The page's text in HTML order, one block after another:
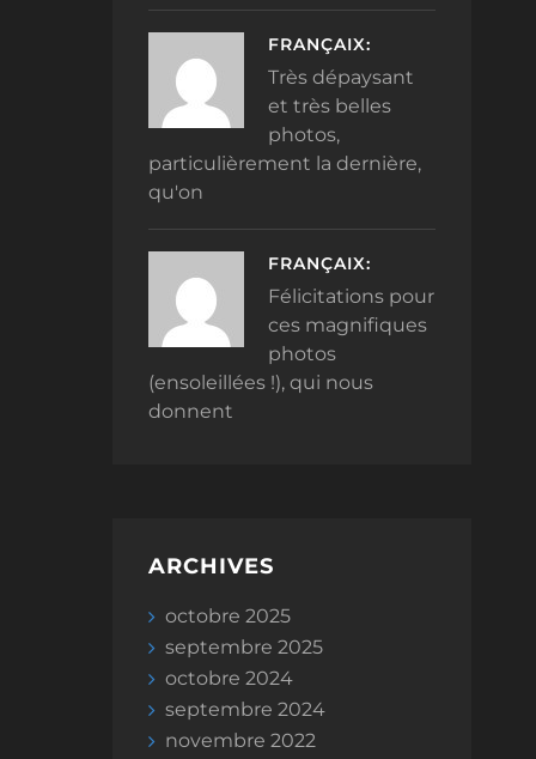
FRANÇAIX:
Très dépaysant
et très belles
photos,
particulièrement la dernière,
qu'on
FRANÇAIX:
Félicitations pour
ces magnifiques
photos
(ensoleillées !), qui nous
donnent
ARCHIVES
octobre 2025
septembre 2025
octobre 2024
septembre 2024
novembre 2022